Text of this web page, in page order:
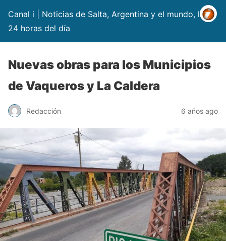
Canal i | Noticias de Salta, Argentina y el mundo, las
24 horas del día
Nuevas obras para los Municipios
de Vaqueros y La Caldera
Redacción 6 años ago